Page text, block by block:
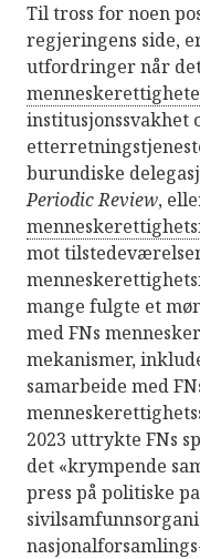
Til tross for noen
regjeringens side,
utfordringer når
institusjonssvakhet
burundiske
Periodic Review,
mot
mange fulgte et
med FNs
mekanismer,
samarbeide med
2023 uttrykte FNs
det «krympende
press på politiske